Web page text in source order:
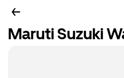
Maruti Suzuki